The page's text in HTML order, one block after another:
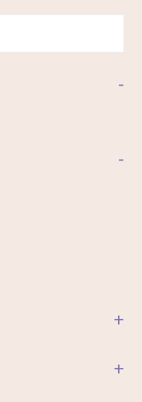
-
-
+
+